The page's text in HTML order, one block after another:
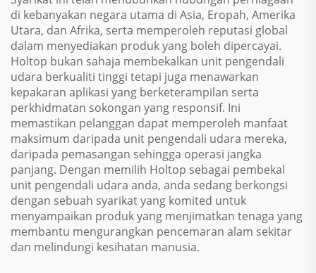
di kebanyakan negara utama di Asia, Eropah, Amerika
Utara, dan Afrika, serta memperoleh reputasi global
dalam menyediakan produk yang boleh dipercayai.
Holtop bukan sahaja membekalkan unit pengendali
udara berkualiti tinggi tetapi juga menawarkan
kepakaran aplikasi yang berketerampilan serta
perkhidmatan sokongan yang responsif. Ini
memastikan pelanggan dapat memperoleh manfaat
maksimum daripada unit pengendali udara mereka,
daripada pemasangan sehingga operasi jangka
panjang. Dengan memilih Holtop sebagai pembekal
unit pengendali udara anda, anda sedang berkongsi
dengan sebuah syarikat yang komited untuk
menyampaikan produk yang menjimatkan tenaga yang
membantu mengurangkan pencemaran alam sekitar
dan melindungi kesihatan manusia.